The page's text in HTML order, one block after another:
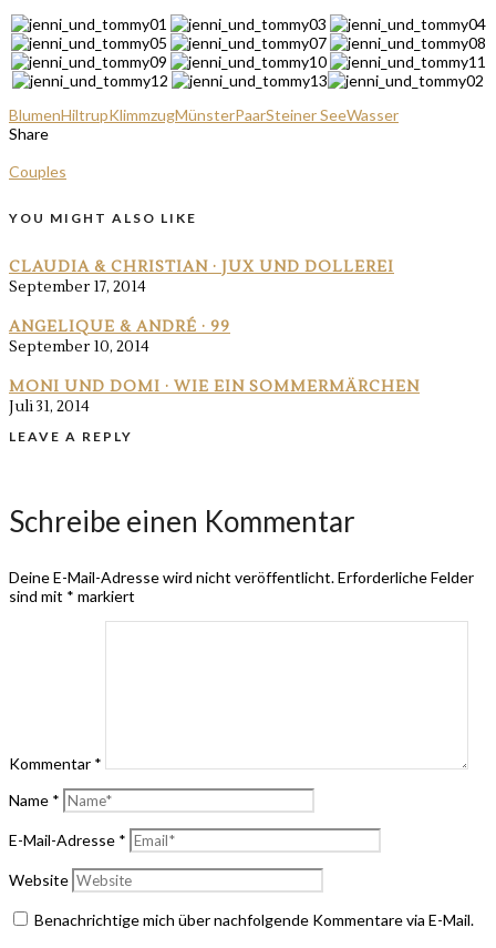
BlumenHiltrupKlimmzugMünsterPaarSteiner SeeWasser
Share
Couples
YOU MIGHT ALSO LIKE
CLAUDIA & CHRISTIAN · JUX UND DOLLEREI
September 17, 2014
ANGELIQUE & ANDRÉ · 99
September 10, 2014
MONI UND DOMI · WIE EIN SOMMERMÄRCHEN
Juli 31, 2014
LEAVE A REPLY
Schreibe einen Kommentar
Deine E-Mail-Adresse wird nicht veröffentlicht.Erforderliche Felder
sind mit * markiert
Kommentar *
Name *
E-Mail-Adresse *
Website
Benachrichtige mich über nachfolgende Kommentare via E-Mail.